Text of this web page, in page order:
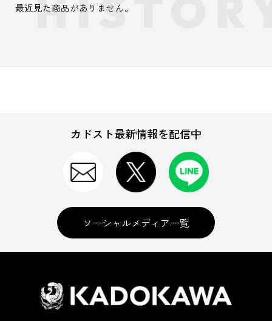
最近見た商品がありません。
カドスト最新情報を配信中
ソーシャルメディア一覧